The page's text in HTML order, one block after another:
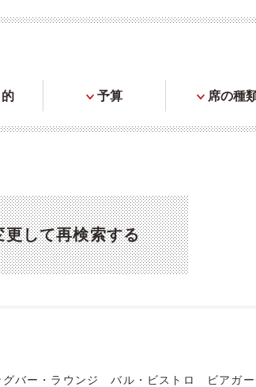
予算 席の種
更して再検索する
バー・ラウンジ バル・ビストロ ビアガ